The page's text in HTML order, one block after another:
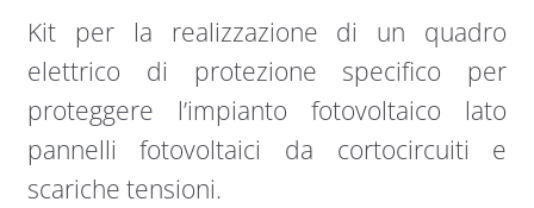
pannelli
para
quantità
Kit per la realizzazione di un quadro
elettrico di protezione specifico per
proteggere l’impianto fotovoltaico lato
pannelli fotovoltaici da cortocircuiti e
scariche tensioni.